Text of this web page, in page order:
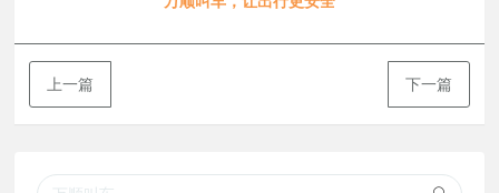
上一篇 下一篇